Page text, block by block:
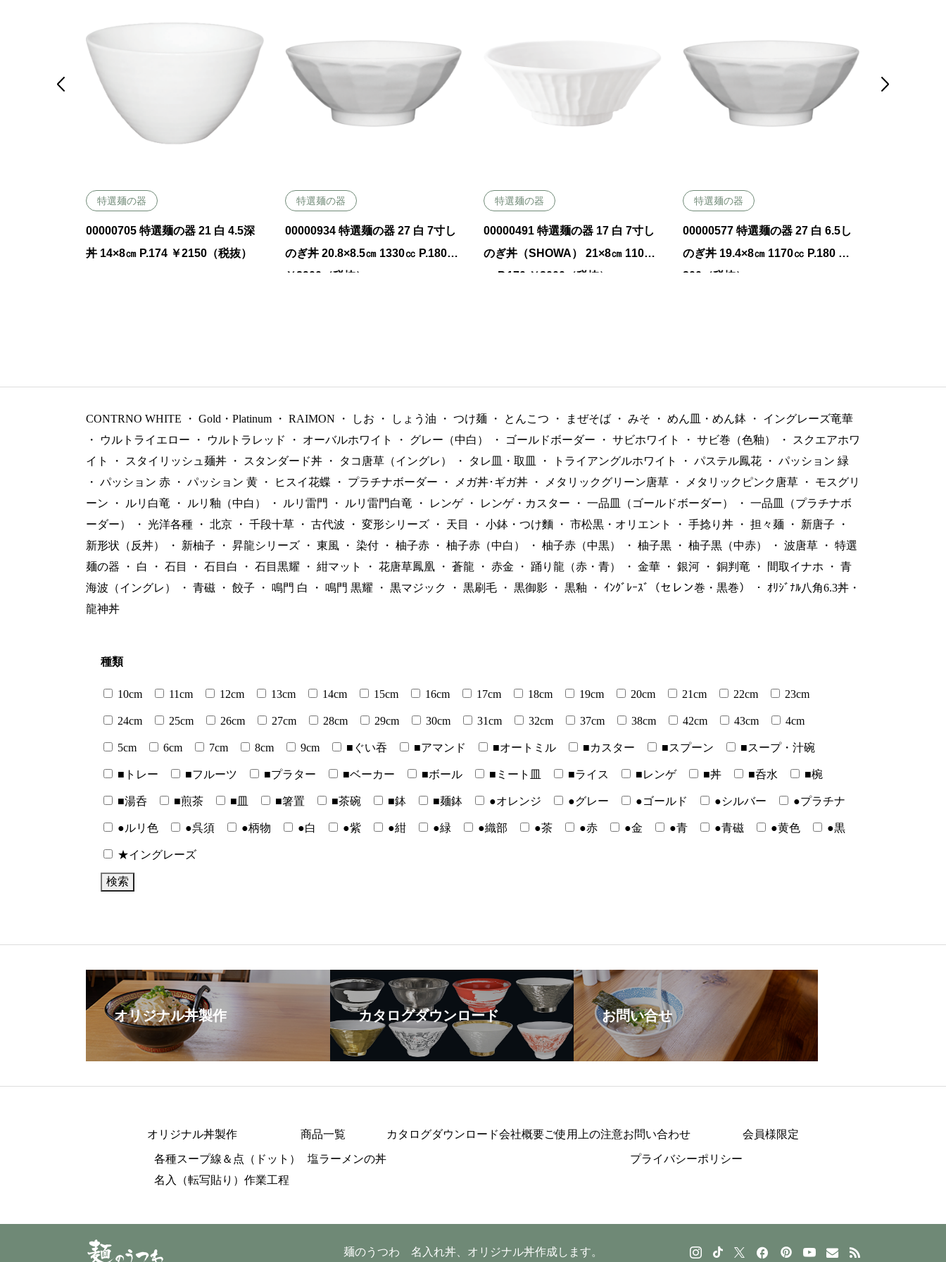
特選麺の器
00000705 特選麺の器 21 白 4.5深
丼 14×8㎝ P.174 ￥2150（税抜）
特選麺の器
00000934 特選麺の器 27 白 7寸し
のぎ丼 20.8×8.5㎝ 1330㏄ P.180
￥2900（税抜）
特選麺の器
00000491 特選麺の器 17 白 7寸し
のぎ丼（SHOWA） 21×8㎝ 1100
㏄ P.170 ￥2000（税抜）
特選麺の器
00000577 特選麺の器 27 白 6.5し
のぎ丼 19.4×8㎝ 1170㏄ P.180 ￥2
200（税抜）
 
CONTRNO WHITE ・ Gold・Platinum ・ RAIMON ・ しお ・ しょう油 ・ つけ麺 ・ とんこつ ・ まぜそば ・ みそ ・ めん皿・めん鉢 ・
イングレーズ竜華
・
ウルトライエロー ・ ウルトラレッド ・ オーバルホワイト ・ グレー（中白） ・ ゴールドボーダー ・ サビホワイト ・ サビ巻（色釉） ・
スクエアホワ
イト
・ スタイリッシュ麺丼 ・ スタンダード丼 ・ タコ唐草（イングレ） ・ タレ皿・取皿 ・ トライアングルホワイト ・ パステル鳳花 ・ パッション 緑
・ パッション 赤 ・ パッション 黄 ・ ヒスイ花蝶 ・ プラチナボーダー ・ メガ丼･ギガ丼 ・ メタリックグリーン唐草 ・ メタリックピンク唐草 ・
モスグリ
ーン
・ ルリ白竜 ・ ルリ釉（中白） ・ ルリ雷門 ・ ルリ雷門白竜 ・ レンゲ ・ レンゲ・カスター ・ 一品皿（ゴールドボーダー） ・ 一品皿（プラチナボ
ーダー）
・ 光洋各種 ・ 北京 ・ 千段十草 ・ 古代波 ・ 変形シリーズ ・ 天目 ・ 小鉢・つけ麵 ・ 市松黒・オリエント ・ 手捻り丼 ・ 担々麺 ・ 新唐子
・
新形状（反丼）
・ 新柚子 ・ 昇龍シリーズ ・ 東風 ・ 染付 ・ 柚子赤 ・ 柚子赤（中白） ・ 柚子赤（中黒） ・ 柚子黒 ・ 柚子黒（中赤） ・ 波唐草 ・ 特選
麺の器
・ 白 ・ 石目 ・ 石目白 ・ 石目黒耀 ・ 紺マット ・ 花唐草鳳凰 ・ 蒼龍 ・ 赤金 ・ 踊り龍（赤・青） ・ 金華 ・ 銀河 ・ 銅判竜 ・ 間取イナホ ・ 青
海波（イングレ）
・ 青磁 ・ 餃子 ・ 鳴門 白 ・ 鳴門 黒耀 ・ 黒マジック ・ 黒刷毛 ・ 黒御影 ・ 黒釉 ・ ｲﾝｸﾞﾚｰｽﾞ（セレン巻・黒巻） ・
ｵﾘｼﾞﾅﾙ八角6.3丼・
龍神丼
種類
10cm 11cm 12cm 13cm 14cm 15cm 16cm 17cm 18cm 19cm 20cm 21cm 22cm 23cm
24cm 25cm 26cm 27cm 28cm 29cm 30cm 31cm 32cm 37cm 38cm 42cm 43cm 4cm
5cm 6cm 7cm 8cm 9cm ■ぐい吞 ■アマンド ■オートミル ■カスター ■スプーン ■スープ・汁碗
■トレー ■フルーツ ■プラター ■ベーカー ■ボール ■ミート皿 ■ライス ■レンゲ ■丼 ■呑水 ■椀
■湯呑 ■煎茶 ■皿 ■箸置 ■茶碗 ■鉢 ■麺鉢 ●オレンジ ●グレー ●ゴールド ●シルバー ●プラチナ
●ルリ色 ●呉須 ●柄物 ●白 ●紫 ●紺 ●緑 ●織部 ●茶 ●赤 ●金 ●青 ●青磁 ●黄色 ●黒
★イングレーズ
オリジナル丼製作 カタログダウンロード お問い合せ
オリジナル丼製作
各種スープ線＆点（ドット）
名入（転写貼り）作業工程
商品一覧
塩ラーメンの丼
カタログダウンロード会社概要ご使用上の注意お問い合わせ
プライバシーポリシー
会員様限定
麺のうつわ 名入れ丼、オリジナル丼作成します。